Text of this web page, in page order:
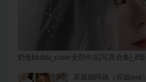
奶兔biubiu_coser全部作品[写真合集]_8套
苏嫣嫣阿姨（苏嫣qvq